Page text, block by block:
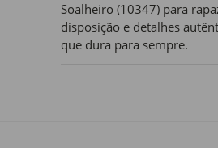
Soalheiro (10347) para
disposição e detalhes
que dura para sempre.